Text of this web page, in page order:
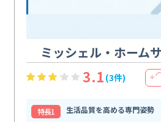
ミッシェル・ホーム
3.1 (3件) ＋
特⻑1
生活品質を高める専門姿勢